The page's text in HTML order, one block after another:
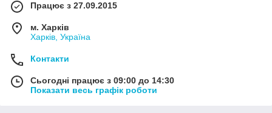
Працює з 27.09.2015
м. Харків
Харків, Україна
Контакти
Сьогодні працює з 09:00 до 14:30
Показати весь графік роботи